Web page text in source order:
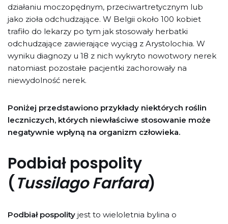
działaniu moczopędnym, przeciwartretycznym lub
jako zioła odchudzające. W Belgii około 100 kobiet
trafiło do lekarzy po tym jak stosowały herbatki
odchudzające zawierające wyciąg z Arystolochia. W
wyniku diagnozy u 18 z nich wykryto nowotwory nerek
natomiast pozostałe pacjentki zachorowały na
niewydolność nerek.
Poniżej przedstawiono przykłady niektórych roślin
leczniczych, których niewłaściwe stosowanie może
negatywnie wpłyną na organizm człowieka.
Podbiał pospolity
(Tussilago Farfara)
Podbiał pospolity jest to wieloletnia bylina o